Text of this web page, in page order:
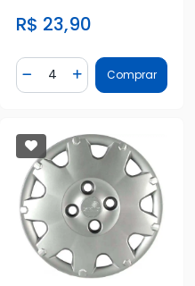
R$ 23,90
Diminuir Quantidade
Quantidade
AdicionarComprar